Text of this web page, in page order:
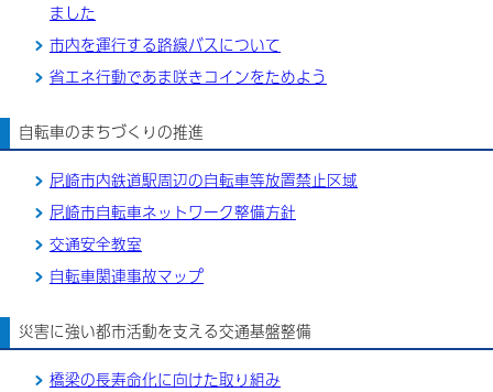
ました
市内を運行する路線バスについて
省エネ行動であま咲きコインをためよう
自転車のまちづくりの推進
尼崎市内鉄道駅周辺の自転車等放置禁止区域
尼崎市自転車ネットワーク整備方針
交通安全教室
自転車関連事故マップ
災害に強い都市活動を支える交通基盤整備
橋梁の長寿命化に向けた取り組み